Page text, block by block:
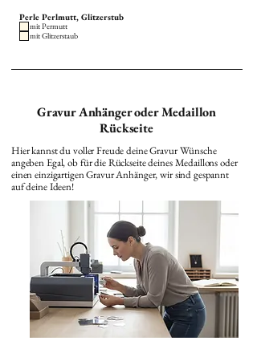
Perle Perlmutt, Glitzerstub
mit Permutt
mit Glitzerstaub
Gravur Anhänger oder Medaillon
Rückseite
Hier kannst du voller Freude deine Gravur Wünsche
angeben Egal, ob für die Rückseite deines Medaillons oder
einen einzigartigen Gravur Anhänger, wir sind gespannt
auf deine Ideen!